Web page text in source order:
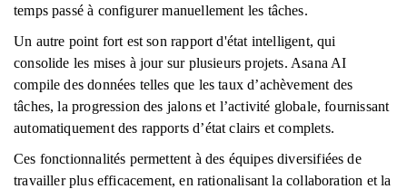
temps passé à configurer manuellement les tâches.
Un autre point fort est son rapport d'état intelligent, qui
consolide les mises à jour sur plusieurs projets. Asana AI
compile des données telles que les taux d’achèvement des
tâches, la progression des jalons et l’activité globale, fournissant
automatiquement des rapports d’état clairs et complets.
Ces fonctionnalités permettent à des équipes diversifiées de
travailler plus efficacement, en rationalisant la collaboration et la